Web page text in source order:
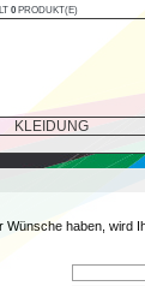
0 PRODUKT(E)
KLEIDUNG
Wünsche haben, wird